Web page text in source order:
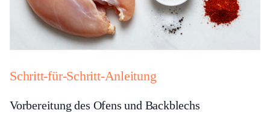
Schritt-für-Schritt-Anleitung
Vorbereitung des Ofens und Backblechs